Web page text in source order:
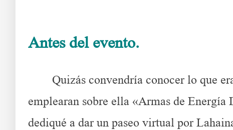
Antes del evento.
Quizás convendría conocer lo que era
emplearan sobre ella «Armas de
dediqué a dar un paseo virtual por